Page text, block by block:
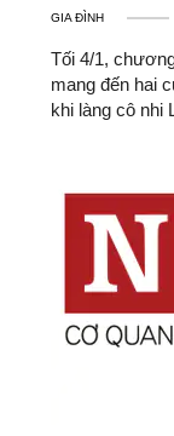
GIA ĐÌNH
Tối 4/1,
mang đến hai
khi làng cô nhi